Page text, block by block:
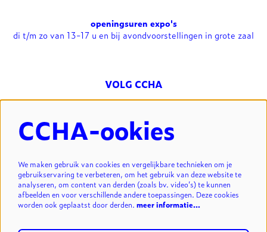
openingsuren expo's
di t/m zo van 13-17 u en bij avondvoorstellingen in grote zaal
VOLG CCHA
INSCHRIJVEN
CCHA-ookies
We maken gebruik van cookies en vergelijkbare technieken om je
gebruikservaring te verbeteren, om het gebruik van deze website te
analyseren, om content van derden (zoals bv. video’s) te kunnen
afbeelden en voor verschillende andere toepassingen. Deze cookies
worden ook geplaatst door derden. meer informatie…